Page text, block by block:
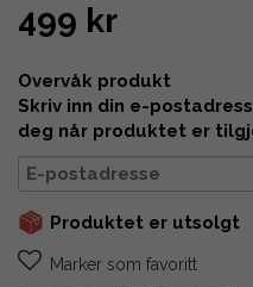
499 kr
Overvåk produkt
Skriv inn din e-
deg når produktet er
Produktet er utsolgt
Marker som favoritt